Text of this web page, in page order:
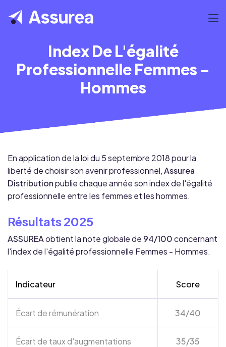
Index De L'égalité
Professionnelle Femmes -
Hommes
En application de la loi du 5 septembre 2018 pour la
liberté de choisir son avenir professionnel,Assurea
Distributionpublie chaque année son index de l'égalité
professionnelle entre les femmes et les hommes.
Résultats 2025
ASSUREAobtient la note globale de 94/100concernant
l'index de l'égalité professionnelle Femmes - Hommes.
Indicateur Score
Écart de rémunération 34/40
Écart de taux d'augmentations
35/35